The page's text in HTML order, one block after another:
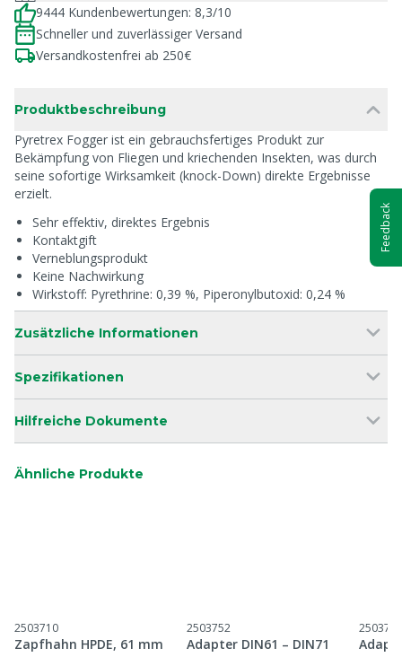
9444 Kundenbewertungen: 8,3/10
Schneller und zuverlässiger Versand
Versandkostenfrei ab 250€
Produktbeschreibung
Pyretrex Fogger ist ein gebrauchsfertiges Produkt zur
Bekämpfung von Fliegen und kriechenden Insekten, was durch
seine sofortige Wirksamkeit (knock-Down) direkte Ergebnisse
erzielt.
Sehr effektiv, direktes Ergebnis
Kontaktgift
Verneblungsprodukt
Keine Nachwirkung
Wirkstoff: Pyrethrine: 0,39 %, Piperonylbutoxid: 0,24 %
Zusätzliche Informationen
Spezifikationen
Hilfreiche Dokumente
Ähnliche Produkte
2503710
Zapfhahn HPDE, 61 mm
2503752
Adapter DIN61 – DIN71
2503755
Feedback